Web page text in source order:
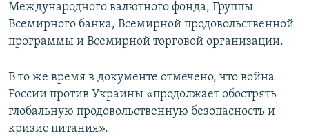
Международного валютного фонда, Группы
Всемирного банка, Всемирной продовольственной
программы и Всемирной торговой организации.
В то же время в документе отмечено, что война
России против Украины «продолжает обострять
глобальную продовольственную безопасность и
кризис питания».